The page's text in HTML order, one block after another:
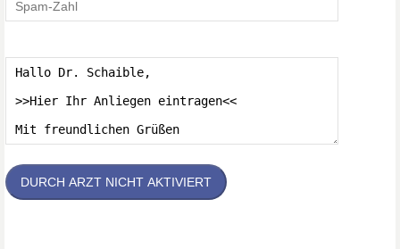
DURCH ARZT NICHT AKTIVIERT